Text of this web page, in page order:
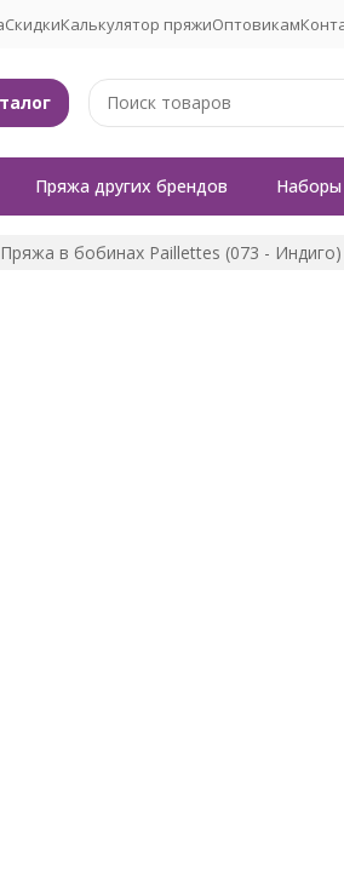
СкидкиКалькулятор пряжиОптовикам
Пряжа других брендов Наборы
Пряжа в бобинах Paillettes (073 - Индиго)